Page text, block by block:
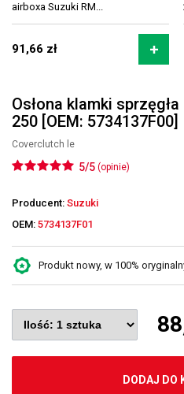
airboxa Suzuki RM...
91,66 zł
Osłona klamki
250 [OEM: 5734137F00]
Coverclutch le
5/5 (opinie)
Producent: Suzuki
OEM: 5734137F01
Produkt nowy, w 100%
DODAJ DO